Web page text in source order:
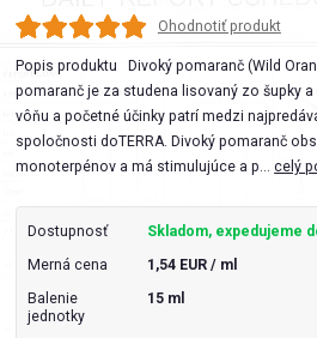
Ohodnotiť produkt
Popis produktu Divoký pomaranč (Wild
pomaranč je za studena lisovaný zo šupky
vôňu a početné účinky patrí medzi
spoločnosti doTERRA. Divoký pomaranč
monoterpénov a má stimulujúce a p...celý
Dostupnosť Skladom, expedujeme
Merná cena 1,54 EUR / ml
Balenie
jednotky
15 ml